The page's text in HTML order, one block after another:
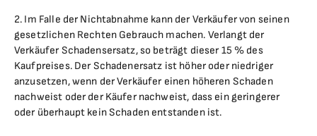
2. Im Falle der Nichtabnahme kann der Verkäufer von seinen
gesetzlichen Rechten Gebrauch machen. Verlangt der
Verkäufer Schadensersatz, so beträgt dieser 15 % des
Kaufpreises. Der Schadenersatz ist höher oder niedriger
anzusetzen, wenn der Verkäufer einen höheren Schaden
nachweist oder der Käufer nachweist, dass ein geringerer
oder überhaupt kein Schaden entstanden ist.